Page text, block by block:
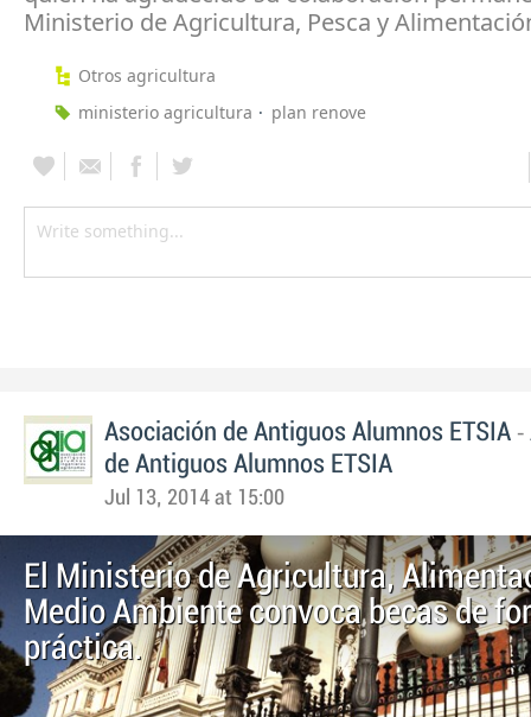
Ministerio de Agricultura, Pesca y
Otros agricultura
ministerio agricultura
plan renove
Asociación de Antiguos Alumnos ETSIA -
de Antiguos Alumnos ETSIA
Jul 13, 2014 at 15:00
El Ministerio de Agricultura,
Medio Ambiente convoca becas de
práctica.